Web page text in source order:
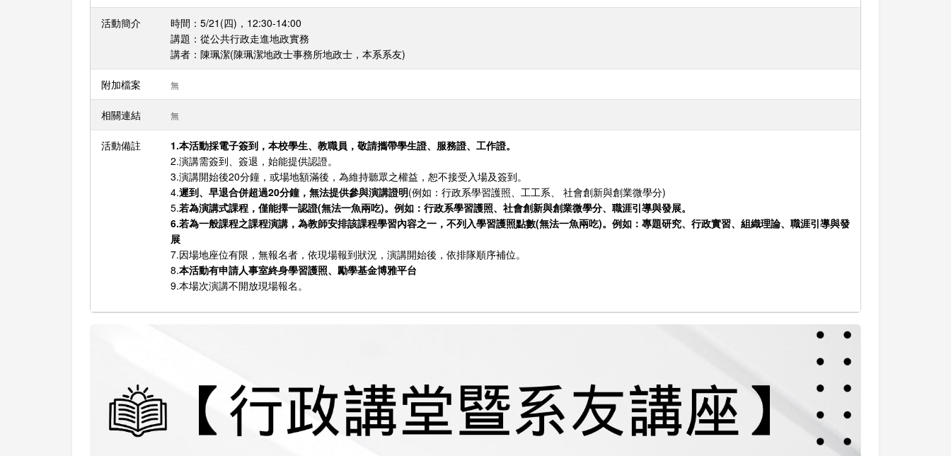
活動簡介
時間：5/21(四)，12:30-14:00
講題：從公共行政走進地政實務
講者：陳珮潔(陳珮潔地政士事務所地政士，本系系友)
附加檔案 無
相關連結 無
活動備註
1.本活動採電子簽到，本校學生、教職員，敬請攜帶學生證、服務證、工作證。
2.演講需簽到、簽退，始能提供認證。
3.演講開始後20分鐘，或場地額滿後，為維持聽眾之權益，恕不接受入場及簽到。
4.遲到、早退合併超過20分鐘，無法提供參與演講證明(例如：行政系學習護照、工工系、 社會創新與創業微學分)
5.若為演講式課程，僅能擇一認證(無法一魚兩吃)。例如：行政系學習護照、社會創新與創業微學分、職涯引導與發展。
6.若為一般課程之課程演講，為教師安排該課程學習內容之一，不列入學習護照點數(無法一魚兩吃)。例如：專題研究、行政實習、組織理論、職涯引導與發
展
7.因場地座位有限，無報名者，依現場報到狀況，演講開始後，依排隊順序補位。
8.本活動有申請人事室終身學習護照、勵學基金博雅平台
9.本場次演講不開放現場報名。